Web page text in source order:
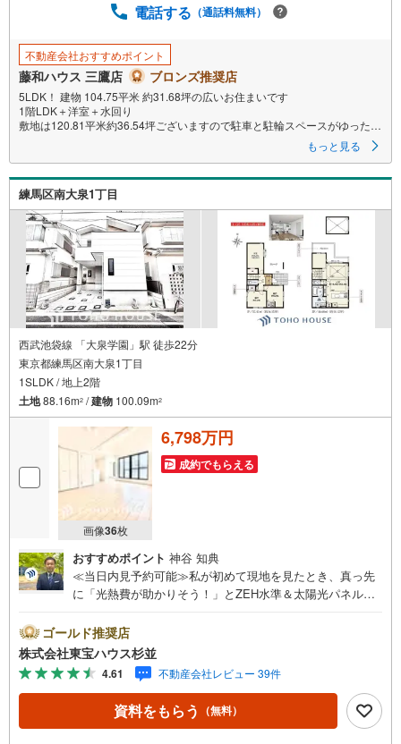
電話する （通話料無料）
不動産会社おすすめポイント
藤和ハウス 三鷹店 ブロンズ推奨店
5LDK！ 建物 104.75平米 約31.68坪の広いお住まいです
1階LDK＋洋室＋水回り
敷地は120.81平米約36.54坪ございますので駐車と駐輪スペースがゆったり
もっと見る
練馬区南大泉1丁目
西武池袋線 「大泉学園」駅 徒歩22分
東京都練馬区南大泉1丁目
1SLDK / 地上2階
土地88.16m2 /建物 100.09m2
画像36枚
6,798万円
成約でもらえる
おすすめポイント 神谷 知典
≪当日内見予約可能≫私が初めて現地を見たとき、真っ先
に「光熱費が助かりそう！」とZEH水準＆太陽光パネルに
に入ると、ドーンと広がる上部吹き抜けの開放感！「こん
なお家でゴロゴロしたい…」と本気で羨ましくなりまし
た。収納力もで納戸が2つもあります。前面道路は約5mで
駐車のストレスも少ないのが嬉しいですね。・未来を予測
し人生設計から始まる「未来カレンダー」のご提案。・未
来に起こるであろうご自宅リフォームをオンライン上でご
ゴールド推奨店
株式会社東宝ハウス杉並
4.61 不動産会社レビュー 39件
資料をもらう （無料）